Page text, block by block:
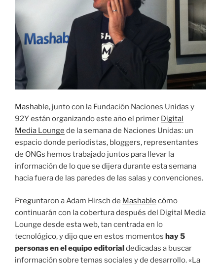
Mashable, junto con la Fundación Naciones Unidas y
92Y están organizando este año el primer Digital
Media Lounge de la semana de Naciones Unidas: un
espacio donde periodistas, bloggers, representantes
de ONGs hemos trabajado juntos para llevar la
información de lo que se dijera durante esta semana
hacia fuera de las paredes de las salas y convenciones.
Preguntaron a Adam Hirsch de Mashable cómo
continuarán con la cobertura después del Digital Media
Lounge desde esta web, tan centrada en lo
tecnológico, y dijo que en estos momentos hay 5
personas en el equipo editorialdedicadas a buscar
información sobre temas sociales y de desarrollo. «La